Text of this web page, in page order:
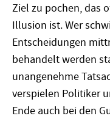
Ziel zu pochen, das
Illusion ist. Wer
Entscheidungen
behandelt werden
unangenehme
verspielen Politiker
Ende auch bei den